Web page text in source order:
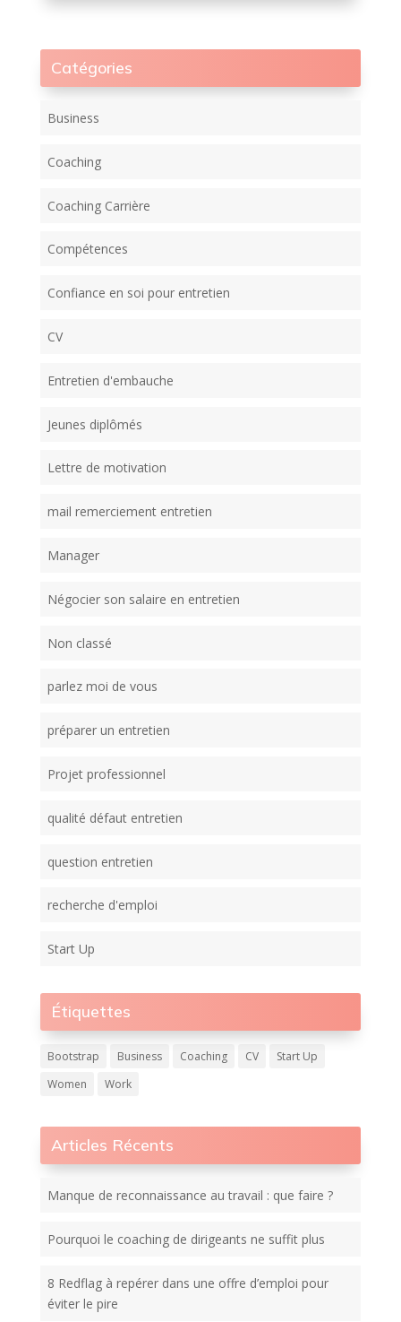
Catégories
Business
Coaching
Coaching Carrière
Compétences
Confiance en soi pour entretien
CV
Entretien d'embauche
Jeunes diplômés
Lettre de motivation
mail remerciement entretien
Manager
Négocier son salaire en entretien
Non classé
parlez moi de vous
préparer un entretien
Projet professionnel
qualité défaut entretien
question entretien
recherche d'emploi
Start Up
Étiquettes
Bootstrap Business Coaching CV
Start Up
Women
Work
Articles Récents
Manque de reconnaissance au travail : que faire ?
Pourquoi le coaching de dirigeants ne suffit plus
8 Redflag à repérer dans une offre d’emploi pour
éviter le pire